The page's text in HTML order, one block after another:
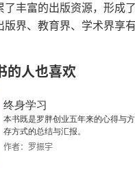
国文化传统教育
根本转变：解放思想的20
教育面临的问题及发展趋势
了丰富的出版资源，形成
界、教育界、学术界享有
的人也喜欢
终身学习
本书既是罗胖创业五年来的心得与
存方式的总结与汇报。
作者：罗振宇